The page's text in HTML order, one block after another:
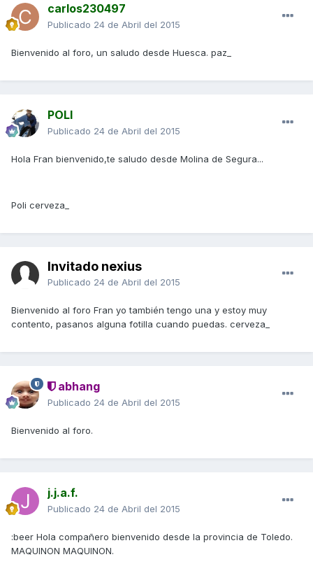
carlos230497
Publicado 24 de Abril del 2015
Bienvenido al foro, un saludo desde Huesca. paz_
POLI
Publicado 24 de Abril del 2015
Hola Fran bienvenido,te saludo desde Molina de Segura...
Poli cerveza_
Invitado nexius
Publicado 24 de Abril del 2015
Bienvenido al foro Fran yo también tengo una y estoy muy
contento, pasanos alguna fotilla cuando puedas. cerveza_
abhang
Publicado 24 de Abril del 2015
Bienvenido al foro.
j.j.a.f.
Publicado 24 de Abril del 2015
:beer Hola compañero bienvenido desde la provincia de Toledo.
MAQUINON MAQUINON.